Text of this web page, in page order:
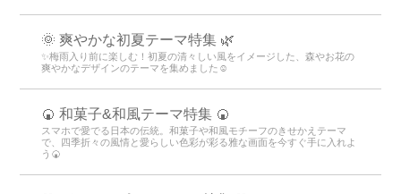
🌞 爽やかな初夏テーマ特集 🌿
✨梅雨入り前に楽しむ！初夏の清々しい風をイメージした、森やお花の
爽やかなデザインのテーマを集めました☺️
🍘 和菓子&和風テーマ特集 🍘
スマホで愛でる日本の伝統。和菓子や和風モチーフのきせかえテーマ
で、四季折々の風情と愛らしい色彩が彩る雅な画面を今すぐ手に入れよ
う🍘